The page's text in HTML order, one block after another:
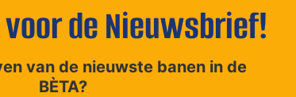
rondom procestechniek of de
de Nieuwsbrief!
van de nieuwste banen in de
BÈTA?